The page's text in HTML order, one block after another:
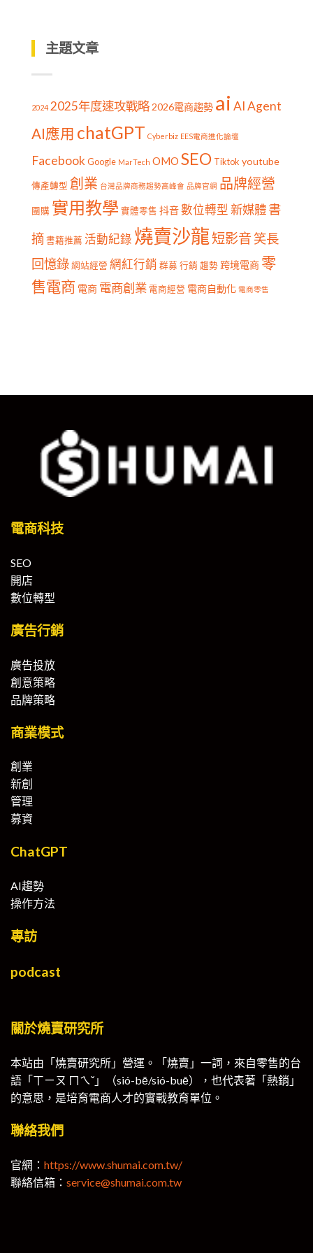
主題文章
2024 2025年度速攻戰略2026電商趨勢 ai AI Agent
AI應用 chatGPT Cyberbiz EES電商進化論壇
Facebook Google MarTech OMO SEO Tiktok youtube
傳產轉型 創業 台灣品牌商務趨勢高峰會 品牌官網 品牌經營
團購 實用教學 實體零售 抖音數位轉型 新媒體書
摘 書籍推薦 活動紀錄 燒賣沙龍短影音笑長
回憶錄 網站經營 網紅行銷 群募 行銷 趨勢 跨境電商 零
售電商 電商 電商創業 電商經營 電商自動化 電商零售
電商科技
SEO
開店
數位轉型
廣告行銷
廣告投放
創意策略
品牌策略
商業模式
創業
新創
管理
募資
ChatGPT
AI趨勢
操作方法
專訪
podcast
關於燒賣研究所
本站由「燒賣研究所」營運。「燒賣」一詞，來自零售的台
語「ㄒㄧㄡ ㄇㄟˇ」（sió-bē/sió-buē），也代表著「熱銷」
的意思，是培育電商人才的實戰教育單位。
聯絡我們
官網： https://www.shumai.com.tw/
聯絡信箱： service@shumai.com.tw